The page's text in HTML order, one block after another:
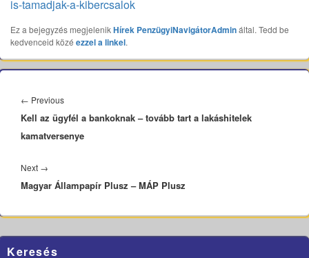
is-tamadjak-a-kibercsalok
Ez a bejegyzés megjelenikHírek PenzügyiNavigátorAdmináltal. Tedd be
kedvenceid közé ezzel a linkel.
navigáció
← PreviousPrevious
post:
Kell az ügyfél a bankoknak – tovább tart a lakáshitelek
kamatversenye
Next →
post:
Magyar Állampapír Plusz – MÁP Plusz
Sidebar
Keresés